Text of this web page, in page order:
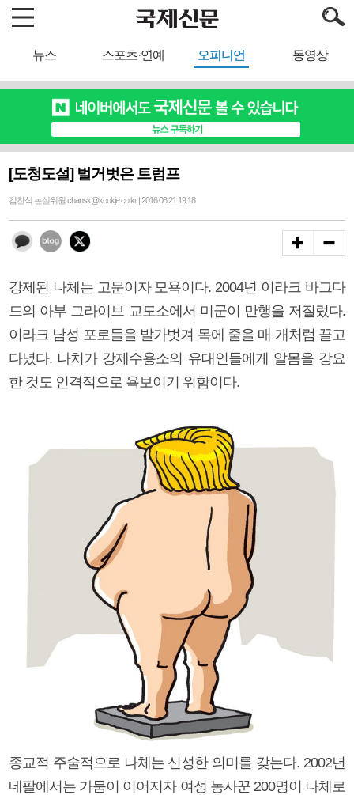
뉴스 스포츠·연예 오피니언 동영상
[도청도설] 벌거벗은 트럼프
김찬석 논설위원 chansk@kookje.co.kr | 2016.08.21 19:18
강제된 나체는 고문이자 모욕이다. 2004년 이라크 바그다
드의 아부 그라이브 교도소에서 미군이 만행을 저질렀다.
이라크 남성 포로들을 발가벗겨 목에 줄을 매 개처럼 끌고
다녔다. 나치가 강제수용소의 유대인들에게 알몸을 강요
한 것도 인격적으로 욕보이기 위함이다.
종교적 주술적으로 나체는 신성한 의미를 갖는다. 2002년
네팔에서는 가뭄이 이어지자 여성 농사꾼 200명이 나체로